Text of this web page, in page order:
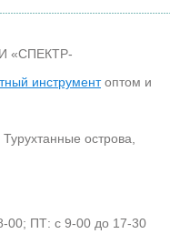
«СПЕКТР-
инструментоптом и
острова,
00; ПТ: с 9-00 до 17-30